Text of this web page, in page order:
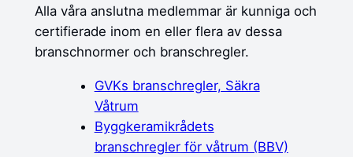
Alla våra anslutna medlemmar är kunniga och
certifierade inom en eller flera av dessa
branschnormer och branschregler.
GVKs branschregler, Säkra
Våtrum
Byggkeramikrådets
branschregler för våtrum (BBV)